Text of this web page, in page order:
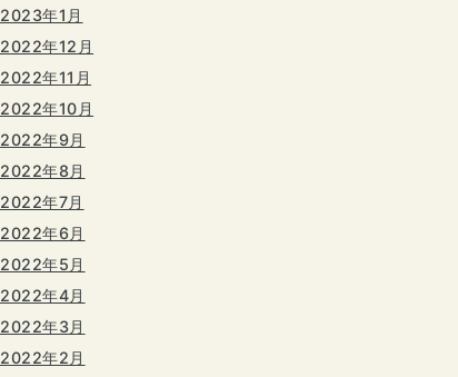
2023年1月
2022年12月
2022年11月
2022年10月
2022年9月
2022年8月
2022年7月
2022年6月
2022年5月
2022年4月
2022年3月
2022年2月